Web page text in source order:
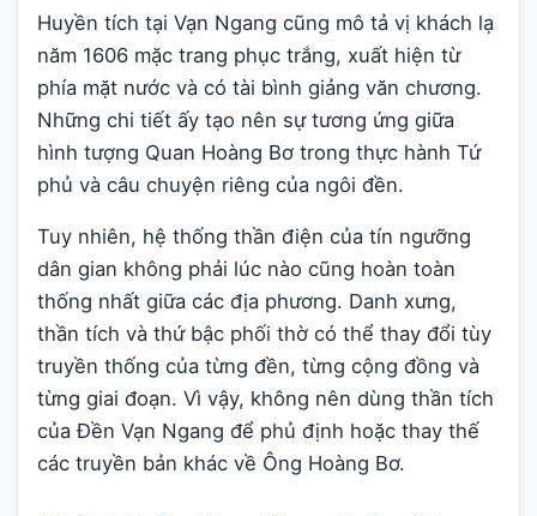
Huyền tích tại Vạn Ngang cũng mô tả vị khách lạ
năm 1606 mặc trang phục trắng, xuất hiện từ
phía mặt nước và có tài bình giảng văn chương.
Những chi tiết ấy tạo nên sự tương ứng giữa
hình tượng Quan Hoàng Bơ trong thực hành Tứ
phủ và câu chuyện riêng của ngôi đền.
Tuy nhiên, hệ thống thần điện của tín ngưỡng
dân gian không phải lúc nào cũng hoàn toàn
thống nhất giữa các địa phương. Danh xưng,
thần tích và thứ bậc phối thờ có thể thay đổi tùy
truyền thống của từng đền, từng cộng đồng và
từng giai đoạn. Vì vậy, không nên dùng thần tích
của Đền Vạn Ngang để phủ định hoặc thay thế
các truyền bản khác về Ông Hoàng Bơ.